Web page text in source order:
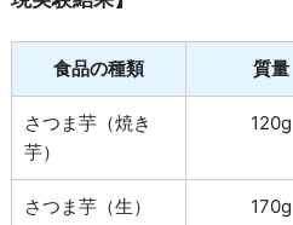
食品の種類 質量
さつま芋（焼き
芋）
120g
さつま芋（生） 170g